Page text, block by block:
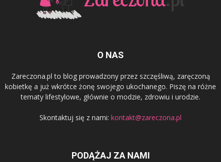
O NAS
Zareczona.pl to blog prowadzony przez szczęśliwą, zaręczoną
kobietkę a już wkrótce żonę swojego ukochanego. Piszę na różne
tematy lifestylowe, głównie o modzie, zdrowiu i urodzie.
Skontaktuj się z nami: kontakt@zareczona.pl
PODĄŻAJ ZA NAMI